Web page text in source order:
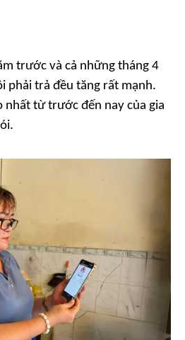
trước và cả những tháng 4
phải trả đều tăng rất mạnh.
nhất từ trước đến nay của gia